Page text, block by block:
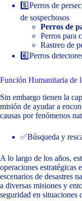
5️⃣Perros de
de sospechosos
Perros de
Perros para
Rastreo de
6️⃣Perros
Función Humanitaria de
Sin embargo tienen la
misión de ayudar a
causas por fenómenos
✅Búsqueda y
A lo largo de los años,
operaciones estratégicas
escenarios de desastres
a diversas misiones y
seguridad en situaciones